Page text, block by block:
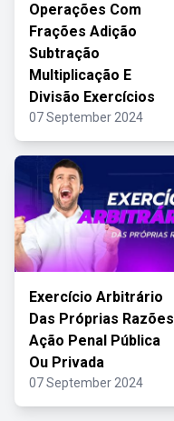
Operações Com
Frações Adição
Subtração
Multiplicação E
Divisão Exercícios
07 September 2024
Exercício Arbitrário
Das Próprias Razões
Ação Penal Pública
Ou Privada
07 September 2024